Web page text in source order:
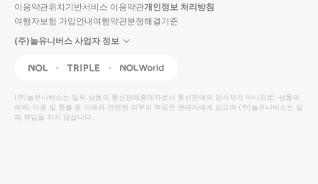
입니
다.
높
은
순
동
영
상
순
상
이용약관위치기반서비스 이용약관개인정보 처리방침
여행자보험 가입안내여행약관분쟁해결기준
(주)놀유니버스 사업자 정보
NOL Triple Interpark Global
(주)놀유니버스는 일부 상품의 통신판매중개자로서 통신판매의 당사자가 아니므로, 상품의
예약, 이용 및 환불 등 거래와 관련된 의무와 책임은 판매자에게 있으며 (주)놀유니버스는 일
체 책임을 지지 않습니다.